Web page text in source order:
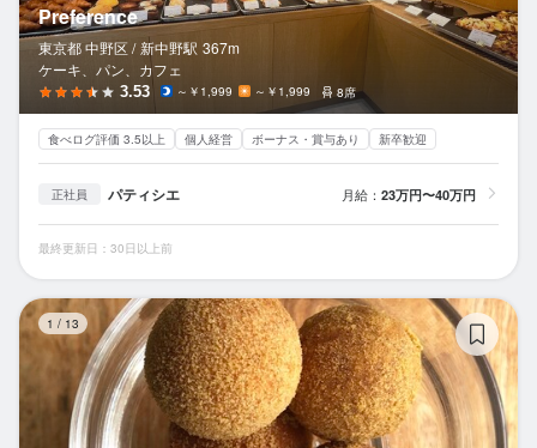
Preference
東京都 中野区 / 新中野駅 367m
ケーキ、パン、カフェ
3.53 ～￥1,999 ～￥1,999 8席
食べログ評価 3.5以上 個人経営 ボーナス・賞与あり 新卒歓迎
正社員 パティシエ 月給： 23万円〜40万円
最終更新日：30日以上前
1 / 13